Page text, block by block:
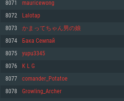
그래픽 카드: DirectX 11 이상을 지원하는
GeForce GT 660. 최소 사양 해상도: 720p
네트워크: 브로드밴드 인터넷
여유 저장 공간: 22.1 GB (최소 클라이언트)
권장 사양
그래픽 카드: Metal 을 지원하는 Intel Iris
능을 가지는 Mac 버전의 AMD/Nvidia. 최
네트워크: 브로드밴드 인터넷
여유 저장 공간: 22.1 GB (최소 클라이언트)
권장 사양
그래픽 카드: Vulkan 을 지원하고, 최신 그
660 (6개월 미만) 혹은 그와 동급의 성능을
원하는 AMD (6개월 미만; 최소사양 지원 해
네트워크: 브로드밴드 인터넷
여유 저장 공간: 22.1 GB (최소 클라이언트)
권장 사양
운영체제: Ubuntu 20.04 64bit
프로세서: Intel Core i7
8071 mauricewong
8072 Lalotap
8073 かまってちゃん男の娘
8074 Бака Семпай
8075 yupu3345
8076 K L G
8077 comander_Potatoe
8078 Growling_Archer